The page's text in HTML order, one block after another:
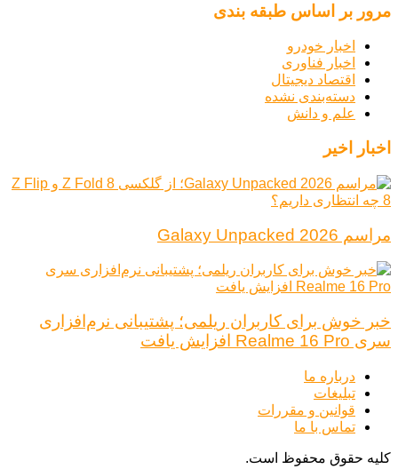
مرور بر اساس طبقه بندی
اخبار خودرو
اخبار فناوری
اقتصاد دیجیتال
دسته‌بندی نشده
علم و دانش
اخبار اخیر
مراسم Galaxy Unpacked 2026
خبر خوش برای کاربران ریلمی؛ پشتیبانی نرم‌افزاری
سری Realme 16 Pro افزایش یافت
درباره ما
تبلیغات
قوانین و مقررات
تماس با ما
کلیه حقوق محفوظ است.